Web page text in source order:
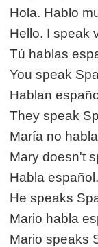
Hola. Hablo
Hello. I speak
Tú hablas
You speak
Hablan
They speak
María no
Mary doesn't
Habla
He speaks
Mario habla
Mario speaks